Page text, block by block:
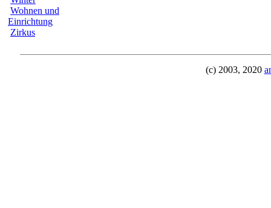
Wohnen und
Einrichtung
Zirkus
(c) 2003, 2020